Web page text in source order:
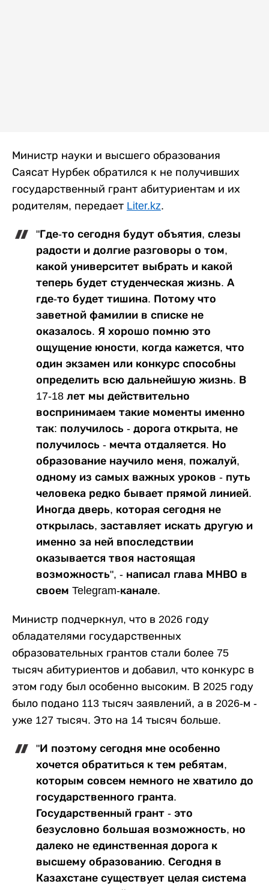
Министр науки и высшего образования
Саясат Нурбек обратился к не получивших
государственный грант абитуриентам и их
родителям, передает Liter.kz.
"Где-то сегодня будут объятия, слезы
радости и долгие разговоры о том,
какой университет выбрать и какой
теперь будет студенческая жизнь. А
где-то будет тишина. Потому что
заветной фамилии в списке не
оказалось. Я хорошо помню это
ощущение юности, когда кажется, что
один экзамен или конкурс способны
определить всю дальнейшую жизнь. В
17-18 лет мы действительно
воспринимаем такие моменты именно
так: получилось - дорога открыта, не
получилось - мечта отдаляется. Но
образование научило меня, пожалуй,
одному из самых важных уроков - путь
человека редко бывает прямой линией.
Иногда дверь, которая сегодня не
открылась, заставляет искать другую и
именно за ней впоследствии
оказывается твоя настоящая
возможность", - написал глава МНВО в
своем Telegram-канале.
Министр подчеркнул, что в 2026 году
обладателями государственных
образовательных грантов стали более 75
тысяч абитуриентов и добавил, что конкурс в
этом году был особенно высоким. В 2025 году
было подано 113 тысяч заявлений, а в 2026-м -
уже 127 тысяч. Это на 14 тысяч больше.
"И поэтому сегодня мне особенно
хочется обратиться к тем ребятам,
которым совсем немного не хватило до
государственного гранта.
Государственный грант - это
безусловно большая возможность, но
далеко не единственная дорога к
высшему образованию. Сегодня в
Казахстане существует целая система